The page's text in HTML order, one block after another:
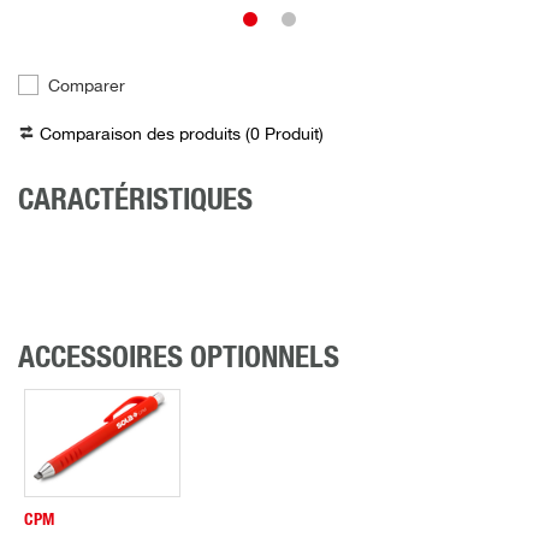
Comparer
Comparaison des produits (0 Produit)
CARACTÉRISTIQUES
ACCESSOIRES OPTIONNELS
CPM